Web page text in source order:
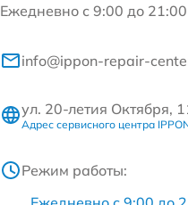
Ежедневно с 9:00 до 21:00
info@ippon-repair-
ул. 20-летия Октября,
Адрес сервисного центра
Режим работы: